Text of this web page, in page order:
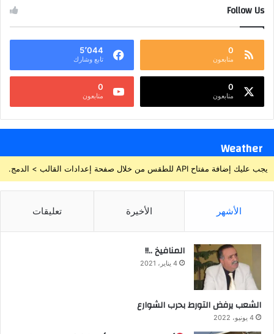
Follow Us
0
متابعون
5٬044
تابع وشارك
0
متابعون
0
متابعون
Weather
يجب عليك إضافة مفتاح API للطقس من خلال صفحة إعدادات القالب > الدمج.
الأشهر الأخيرة تعليقات
المنافيخ ..!!
4 يناير، 2021
الشعب يرفض التورط بحرب الشوارع
4 يونيو، 2022